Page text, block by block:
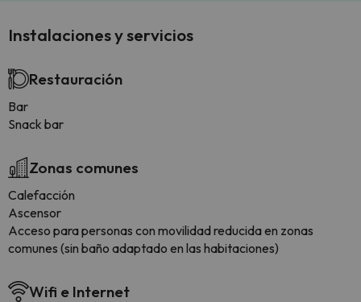
Instalaciones y servicios
Restauración
Bar
Snack bar
Zonas comunes
Calefacción
Ascensor
Acceso para personas con movilidad reducida en zonas
comunes (sin baño adaptado en las habitaciones)
Wifi e Internet